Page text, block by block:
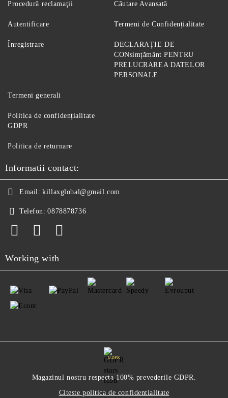
Procedură reclamaţii
Autentificare
Înregistrare
Căutare Avansată
Termeni de Confidențialitate
DECLARAȚIE DE
CONsimțământ PENTRU
PRELUCRAREA DATELOR
PERSONALE
Termeni generali
Politica de confidențialitate
GDPR
Politica de returnare
Informatii contact:
Email: killaxglobal@gmail.com
Telefon: 0878878736
Working with
GDPR
Magazinul nostru respecta 100% prevederile GDPR.
Citeste politica de confidentialitate